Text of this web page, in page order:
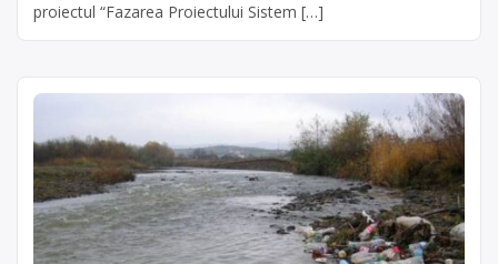
proiectul “Fazarea Proiectului Sistem […]